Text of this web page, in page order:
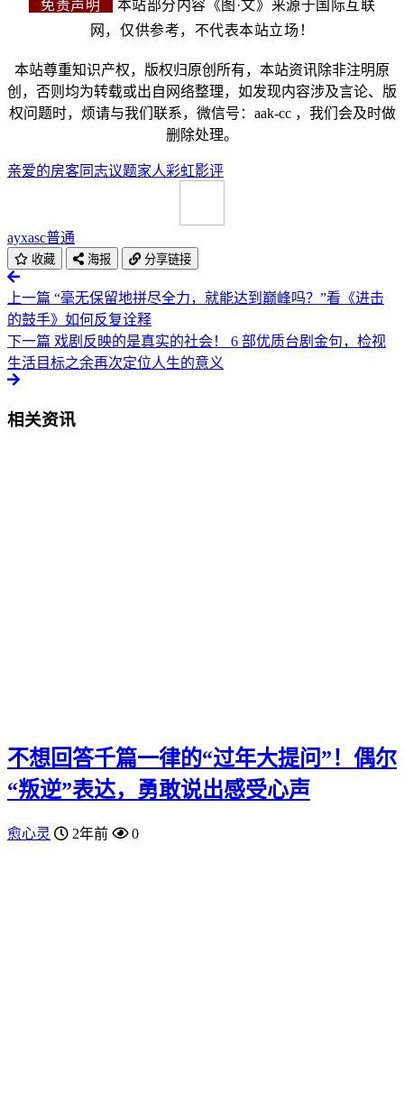
免责声明
本站部分内容《图·文》来源于国际互联
网，仅供参考，不代表本站立场！
本站尊重知识产权，版权归原创所有，本站资讯除非注明原
创，否则均为转载或出自网络整理，如发现内容涉及言论、版
权问题时，烦请与我们联系，微信号：aak-cc ，我们会及时做
删除处理。
亲爱的房客同志议题家人彩虹影评
ayxasc普通
收藏 海报 分享链接
上一篇 “毫无保留地拼尽全力，就能达到巅峰吗？”看《进击
的鼓手》如何反复诠释
下一篇 戏剧反映的是真实的社会！ 6 部优质台剧金句，检视
生活目标之余再次定位人生的意义
相关资讯
不想回答千篇一律的“过年大提问”！偶尔
“叛逆”表达，勇敢说出感受心声
愈心灵 2年前 0